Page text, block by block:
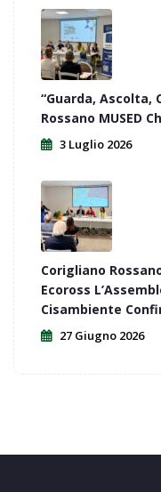
“Guarda, Ascolta,
Rossano MUSED
3 Luglio 2026
Corigliano
Ecoross
Cisambiente
27 Giugno 2026